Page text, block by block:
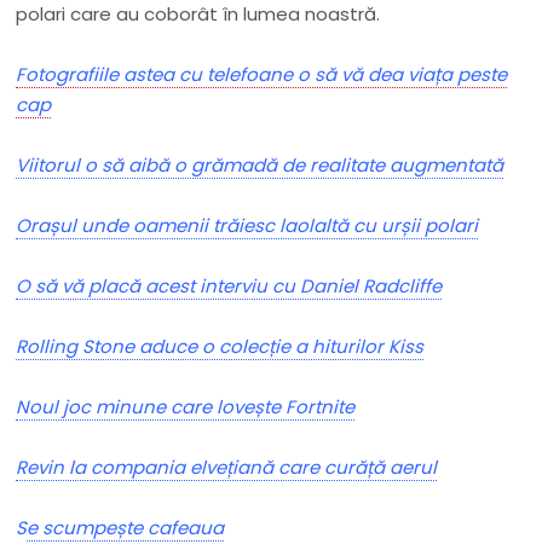
polari care au coborât în lumea noastră.
Fotografiile astea cu telefoane o să vă dea viața peste
cap
Viitorul o să aibă o grămadă de realitate augmentată
Orașul unde oamenii trăiesc laolaltă cu urșii polari
O să vă placă acest interviu cu Daniel Radcliffe
Rolling Stone aduce o colecție a hiturilor Kiss
Noul joc minune care lovește Fortnite
Revin la compania elvețiană care curăță aerul
Se scumpește cafeaua